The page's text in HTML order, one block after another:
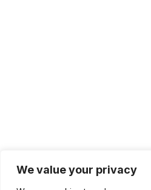
We value your privacy